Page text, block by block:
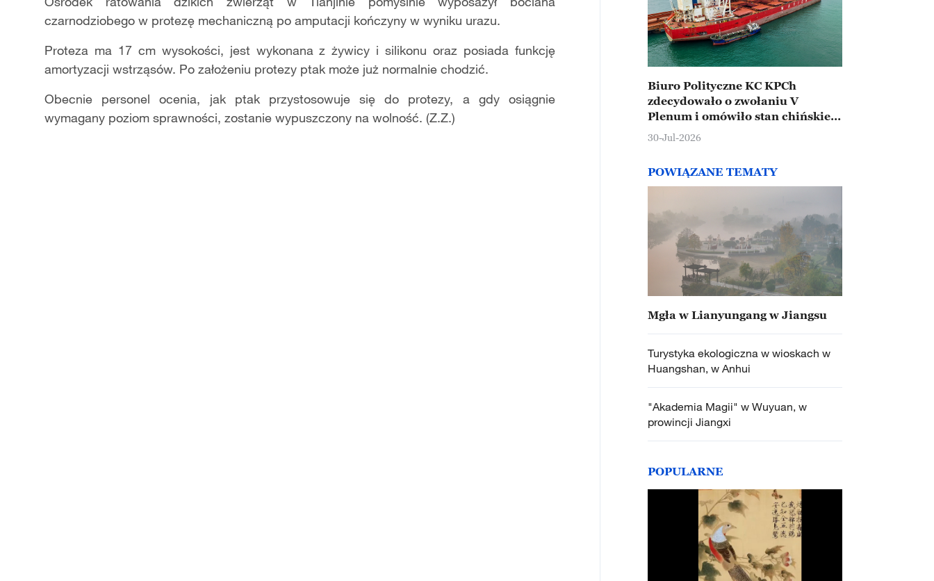
czarnodziobego w protezę mechaniczną po amputacji kończyny w wyniku urazu.
Proteza ma 17 cm wysokości, jest wykonana z żywicy i silikonu oraz posiada funkcję
amortyzacji wstrząsów. Po założeniu protezy ptak może już normalnie chodzić.
Obecnie personel ocenia, jak ptak przystosowuje się do protezy, a gdy osiągnie
wymagany poziom sprawności, zostanie wypuszczony na wolność. (Z.Z.)
Biuro Polityczne KC KPCh
zdecydowało o zwołaniu V
Plenum i omówiło stan chińskiej
gospodarki
30-Jul-2026
POWIĄZANE TEMATY
Mgła w Lianyungang w Jiangsu
Turystyka ekologiczna w wioskach w
Huangshan, w Anhui
"Akademia Magii" w Wuyuan, w
prowincji Jiangxi
POPULARNE